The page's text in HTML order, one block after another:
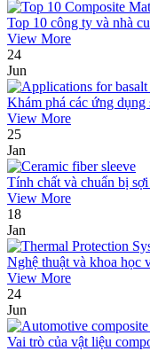
Top 10 công ty và nhà
View More
24
Jun
Khám phá các ứng
View More
25
Jan
Tính chất và chuẩn bị
View More
18
Jan
Nghệ thuật và khoa học
View More
24
Jun
Vai trò của vật liệu